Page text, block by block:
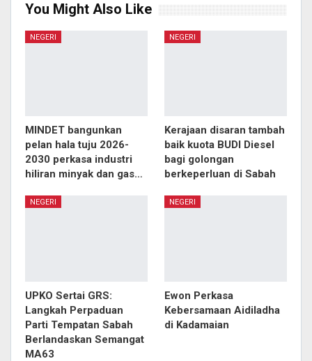
You Might Also Like
NEGERI
MINDET bangunkan
pelan hala tuju 2026-
2030 perkasa industri
hiliran minyak dan gas…
NEGERI
Kerajaan disaran tambah
baik kuota BUDI Diesel
bagi golongan
berkeperluan di Sabah
NEGERI
UPKO Sertai GRS:
Langkah Perpaduan
Parti Tempatan Sabah
Berlandaskan Semangat
MA63
NEGERI
Ewon Perkasa
Kebersamaan Aidiladha
di Kadamaian